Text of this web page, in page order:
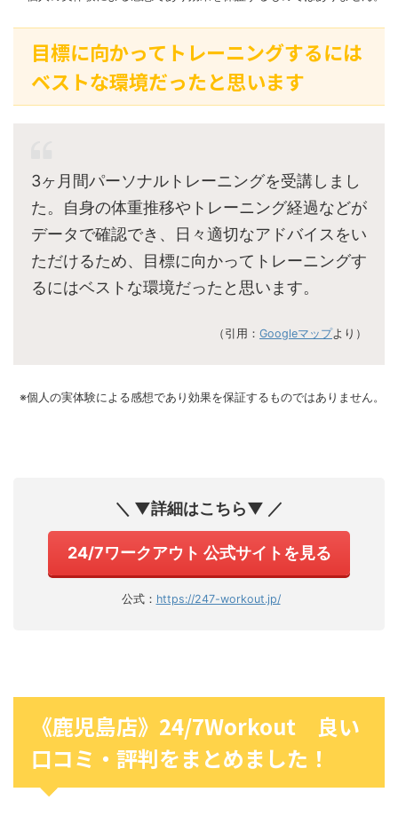
目標に向かってトレーニングするには
ベストな環境だったと思います
3ヶ月間パーソナルトレーニングを受講しまし
た。自身の体重推移やトレーニング経過などが
データで確認でき、日々適切なアドバイスをい
ただけるため、目標に向かってトレーニングす
るにはベストな環境だったと思います。
（引用： Googleマップより）
※個人の実体験による感想であり効果を保証するものではありません。
＼ ▼詳細はこちら▼ ／
24/7ワークアウト 公式サイトを見る
公式： https://247-workout.jp/
《鹿児島店》24/7Workout 良い
口コミ・評判をまとめました！